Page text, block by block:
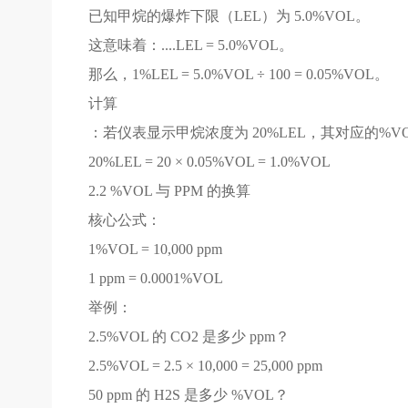
已知甲烷的爆炸下限（LEL）为 5.0%VOL。
这意味着：....LEL = 5.0%VOL。
那么，1%LEL = 5.0%VOL ÷ 100 = 0.05%VOL。
计算
：若仪表显示甲烷浓度为 20%LEL，其对应的
20%LEL = 20 × 0.05%VOL = 1.0%VOL
2.2 %VOL 与 PPM 的换算
核心公式：
1%VOL = 10,000 ppm
1 ppm = 0.0001%VOL
举例：
2.5%VOL 的 CO2 是多少 ppm？
2.5%VOL = 2.5 × 10,000 = 25,000 ppm
50 ppm 的 H2S 是多少 %VOL？